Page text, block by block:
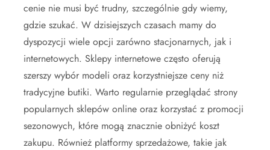
cenie nie musi być trudny, szczególnie gdy wiemy,
gdzie szukać. W dzisiejszych czasach mamy do
dyspozycji wiele opcji zarówno stacjonarnych, jak i
internetowych. Sklepy internetowe często oferują
szerszy wybór modeli oraz korzystniejsze ceny niż
tradycyjne butiki. Warto regularnie przeglądać strony
popularnych sklepów online oraz korzystać z promocji
sezonowych, które mogą znacznie obniżyć koszt
zakupu. Również platformy sprzedażowe, takie jak